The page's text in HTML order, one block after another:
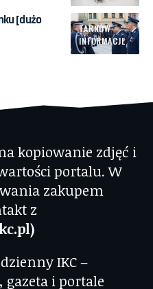
TARNÓW
INFORMACJE
[dużo
kopiowanie zdjęć i
portalu. W
zakupem
z
IKC –
i portale